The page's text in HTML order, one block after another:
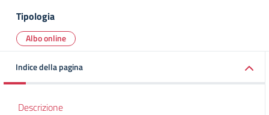
Tipologia
Albo online
Indice della pagina
Descrizione